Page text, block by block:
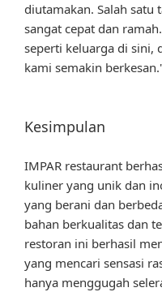
diutamakan. Salah satu
sangat cepat dan
seperti keluarga di sini,
kami semakin
Kesimpulan
IMPAR restaurant
kuliner yang unik dan
yang berani dan
bahan berkualitas dan
restoran ini berhasil
yang mencari sensasi
hanya menggugah